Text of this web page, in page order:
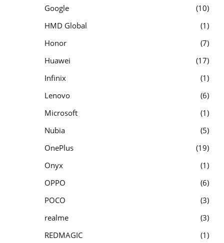
Google
10
HMD Global
1
Honor
7
Huawei
17
Infinix
1
Lenovo
6
Microsoft
1
Nubia
5
OnePlus
19
Onyx
1
OPPO
6
POCO
3
realme
3
REDMAGIC
1